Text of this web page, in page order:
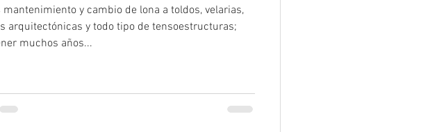
mantenimiento y cambio de lona a toldos, velarias,
arquitectónicas y todo tipo de tensoestructuras;
muchos años...